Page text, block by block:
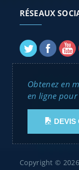
RÉSEAUX
Obtenez en
en ligne
DEVIS
Copyright ©